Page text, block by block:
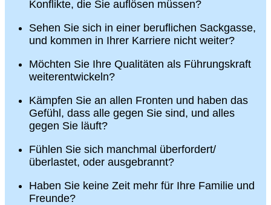
Konflikte, die Sie auflösen müssen?
Sehen Sie sich in einer beruflichen Sackgasse,
und kommen in Ihrer Karriere nicht weiter?
Möchten Sie Ihre Qualitäten als Führungskraft
weiterentwickeln?
Kämpfen Sie an allen Fronten und haben das
Gefühl, dass alle gegen Sie sind, und alles
gegen Sie läuft?
Fühlen Sie sich manchmal überfordert/
überlastet, oder ausgebrannt?
Haben Sie keine Zeit mehr für Ihre Familie und
Freunde?